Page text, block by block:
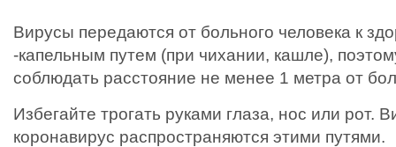
Вирусы передаются от больного человека к
-капельным путем (при чихании, кашле),
соблюдать расстояние не менее 1 метра от
Избегайте трогать руками глаза, нос или рот.
коронавирус распространяются этими путями.